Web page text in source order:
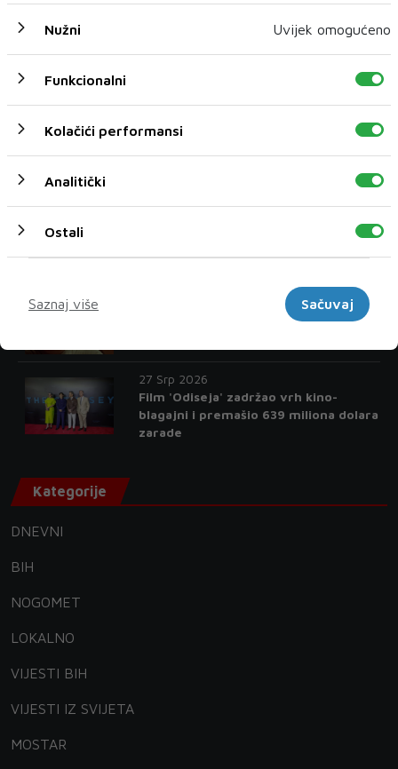
Nužni Uvijek omogućeno
Funkcionalni
Kolačići performansi
Analitički
Ostali
Saznaj više
Sačuvaj
Svjetsko prvenstvo – i završio kao
Zanimljivosti
04 Kol 2026
Montenegro International Film Festu
Rekli su da će propasti, no postala je
jedna od najuspješnijih glumica
Matt Damon: Iz čistog očaja napisali
27 Srp 2026
Film 'Odiseja' zadržao vrh kino-
blagajni i premašio 639 miliona dolara
zarade
Kategorije
DNEVNI
BIH
NOGOMET
LOKALNO
VIJESTI BIH
VIJESTI IZ SVIJETA
MOSTAR